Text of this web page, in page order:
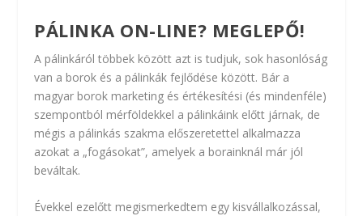
PÁLINKA ON-LINE? MEGLEPŐ!
A pálinkáról többek között azt is tudjuk, sok hasonlóság
van a borok és a pálinkák fejlődése között. Bár a
magyar borok marketing és értékesítési (és mindenféle)
szempontból mérföldekkel a pálinkáink előtt járnak, de
mégis a pálinkás szakma előszeretettel alkalmazza
azokat a „fogásokat”, amelyek a borainknál már jól
beváltak.
Évekkel ezelőtt megismerkedtem egy kisvállalkozással,